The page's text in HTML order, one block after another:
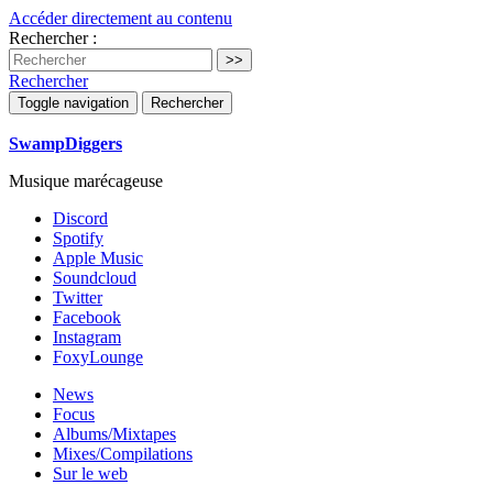
Accéder directement au contenu
Rechercher :
Rechercher
Toggle navigation Rechercher
SwampDiggers
Musique marécageuse
Discord
Spotify
Apple Music
Soundcloud
Twitter
Facebook
Instagram
FoxyLounge
News
Focus
Albums/Mixtapes
Mixes/Compilations
Sur le web